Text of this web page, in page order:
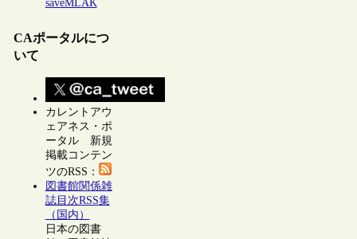
saveMLAK
CAポータルにつ
いて
カレントアウ
ェアネス・ポ
ータル 新規
掲載コンテン
ツのRSS：
図書館関係雑
誌目次RSS集
（国内）
日本の図書